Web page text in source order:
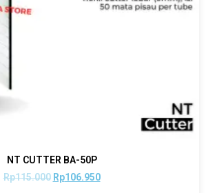
NT CUTTER BA-50P
Rp115.000 Rp106.950